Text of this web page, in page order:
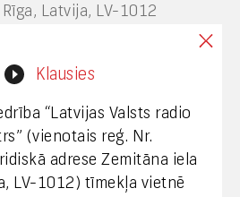
Klausies
“Latvijas Valsts radio
(vienotais reģ. Nr.
adrese Zemitāna iela
LV-1012) tīmekļa vietnē
Latvija, LV-1012
administrators: